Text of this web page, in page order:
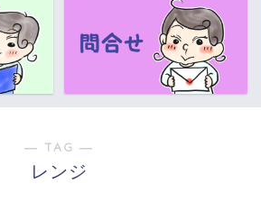
― TAG ―
レンジ